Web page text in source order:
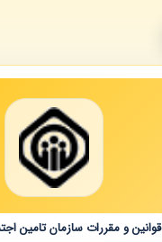
قوانین و مقررات سازمان تامین